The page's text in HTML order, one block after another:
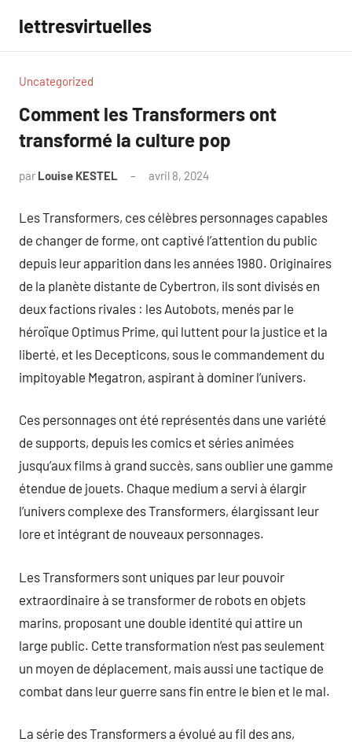
contenu
lettresvirtuelles
Uncategorized
Comment les Transformers ont
transformé la culture pop
par Louise KESTEL avril 8, 2024
Les Transformers, ces célèbres personnages capables
de changer de forme, ont captivé l’attention du public
depuis leur apparition dans les années 1980. Originaires
de la planète distante de Cybertron, ils sont divisés en
deux factions rivales : les Autobots, menés par le
héroïque Optimus Prime, qui luttent pour la justice et la
liberté, et les Decepticons, sous le commandement du
impitoyable Megatron, aspirant à dominer l’univers.
Ces personnages ont été représentés dans une variété
de supports, depuis les comics et séries animées
jusqu’aux films à grand succès, sans oublier une gamme
étendue de jouets. Chaque medium a servi à élargir
l’univers complexe des Transformers, élargissant leur
lore et intégrant de nouveaux personnages.
Les Transformers sont uniques par leur pouvoir
extraordinaire à se transformer de robots en objets
marins, proposant une double identité qui attire un
large public. Cette transformation n’est pas seulement
un moyen de déplacement, mais aussi une tactique de
combat dans leur guerre sans fin entre le bien et le mal.
La série des Transformers a évolué au fil des ans,